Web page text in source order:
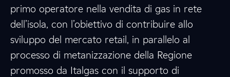
primo operatore nella vendita di gas in rete
dell’isola, con l’obiettivo di contribuire allo
sviluppo del mercato retail, in parallelo al
processo di metanizzazione della Regione
promosso da Italgas con il supporto di